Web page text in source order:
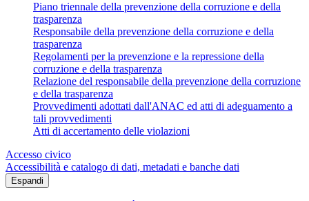
Piano triennale della prevenzione della corruzione e della
trasparenza
Responsabile della prevenzione della corruzione e della
trasparenza
Regolamenti per la prevenzione e la repressione della
corruzione e della trasparenza
Relazione del responsabile della prevenzione della corruzione
e della trasparenza
Provvedimenti adottati dall'ANAC ed atti di adeguamento a
tali provvedimenti
Atti di accertamento delle violazioni
Accesso civico
Accessibilità e catalogo di dati, metadati e banche dati
Espandi